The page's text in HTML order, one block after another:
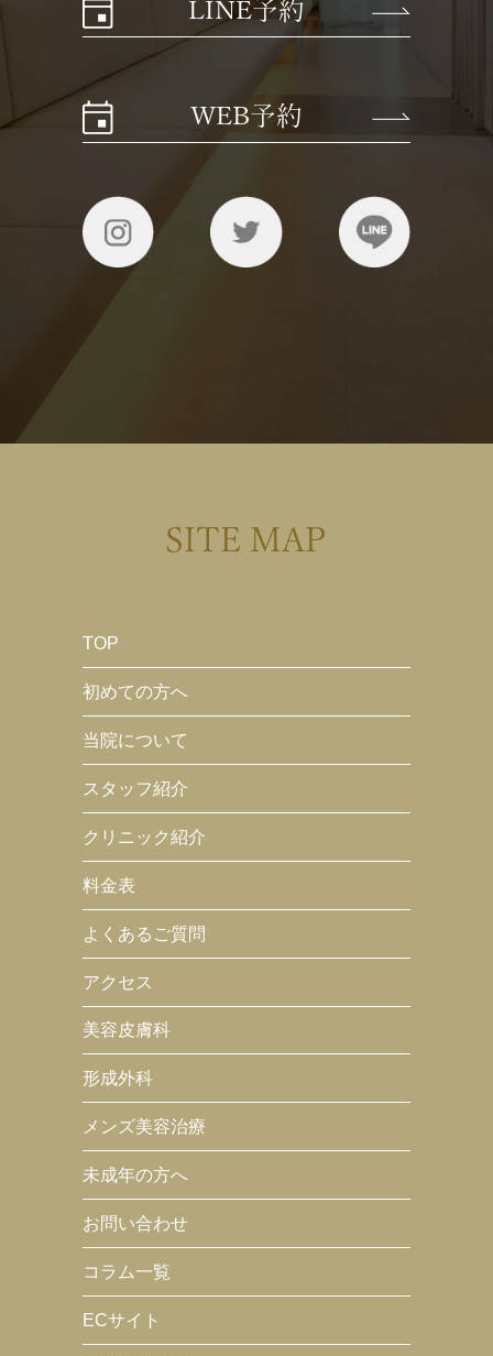
LINE予約
WEB予約
SITE MAP
TOP
初めての方へ
当院について
スタッフ紹介
クリニック紹介
料金表
よくあるご質問
アクセス
美容皮膚科
形成外科
メンズ美容治療
未成年の方へ
お問い合わせ
コラム一覧
ECサイト